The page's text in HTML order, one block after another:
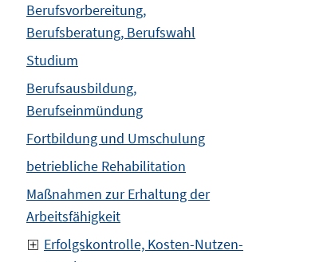
Berufsvorbereitung,
Berufsberatung, Berufswahl
Studium
Berufsausbildung,
Berufseinmündung
Fortbildung und Umschulung
betriebliche Rehabilitation
Maßnahmen zur Erhaltung der
Arbeitsfähigkeit
Erfolgskontrolle, Kosten-Nutzen-